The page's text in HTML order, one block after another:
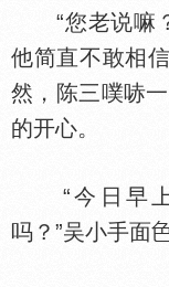
“您老说嘛？
他简直不敢相
然，陈三噗哧
的开心。
“今日早上
吗？”吴小手面